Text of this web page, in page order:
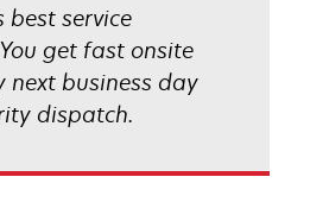
best service
get fast onsite
next business day
dispatch.